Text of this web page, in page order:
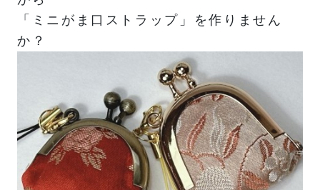
「ミニがま口ストラップ」を作りません
か？